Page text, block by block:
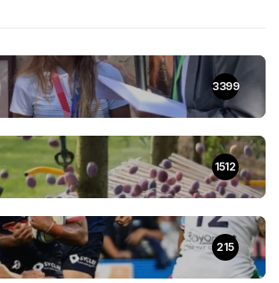
3399
1512
215